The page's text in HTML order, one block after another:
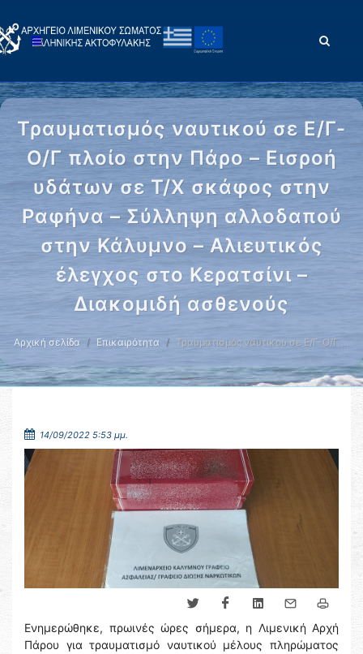
Τραυματισμός ναυτικού σε Ε/Γ-
Ο/Γ πλοίο στην Πάρο – Εισροή
υδάτων σε Τ/Χ σκάφος στην
Ραφήνα – Σύλληψη αλλοδαπού
στην Κάλυμνο – Αλιευτικός
έλεγχος στο Κερατσίνι –
Διακομιδή ασθενούς
Αρχική σελίδα Επικαιρότητα Τραυματισμός ναυτικού σε Ε/Γ-Ο/Γ …
14/09/2022 5:53 μμ.
Ενημερώθηκε, πρωινές ώρες σήμερα, η Λιμενική Αρχή
Πάρου για τραυματισμό ναυτικού μέλους πληρώματος